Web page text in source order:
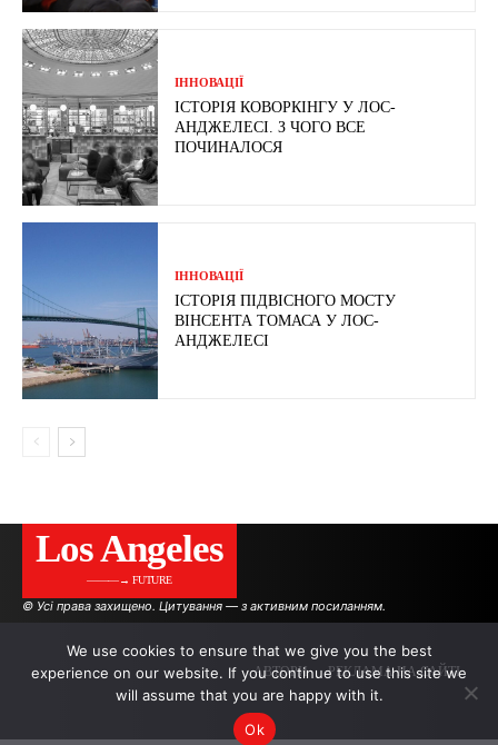
ІННОВАЦІЇ
ІСТОРІЯ КОВОРКІНГУ У ЛОС-
АНДЖЕЛЕСІ. З ЧОГО ВСЕ
ПОЧИНАЛОСЯ
ІННОВАЦІЇ
ІСТОРІЯ ПІДВІСНОГО МОСТУ
ВІНСЕНТА ТОМАСА У ЛОС-
АНДЖЕЛЕСІ
Los Angeles
———→ FUTURE
© Усі права захищено. Цитування — з активним посиланням.
АВТОРИ РЕКЛАМА НА САЙТІ
We use cookies to ensure that we give you the best
experience on our website. If you continue to use this site we
will assume that you are happy with it.
Ok